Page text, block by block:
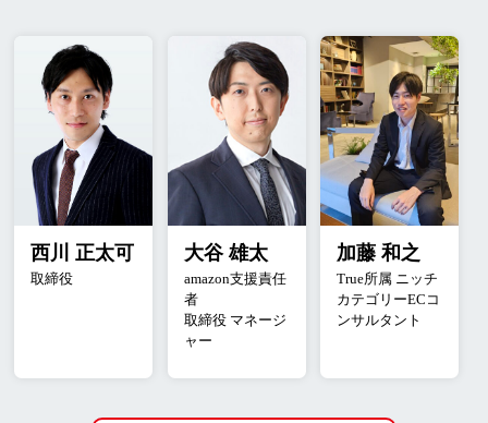
西川 正太可
取締役
大谷 雄太
amazon支援責任
者
取締役 マネージ
ャー
加藤 和之
True所属 ニッチ
カテゴリーECコ
ンサルタント